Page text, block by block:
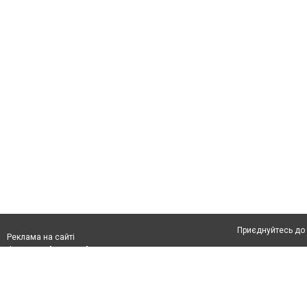
Реклама на сайті
Приєднуйтесь до